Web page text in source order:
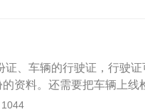
、车辆的行驶证，行驶
资料。还需要把车辆上线
三角警示牌，三角警示牌